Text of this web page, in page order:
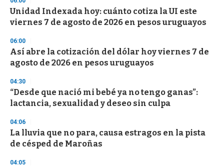
d
s
o
f
3
s
c
n
d
s
Unidad Indexada hoy: cuánto cotiza la UI este
viernes 7 de agosto de 2026 en pesos uruguayos
06:00
Así abre la cotización del dólar hoy viernes 7 de
agosto de 2026 en pesos uruguayos
04:30
“Desde que nació mi bebé ya no tengo ganas”:
lactancia, sexualidad y deseo sin culpa
04:06
La lluvia que no para, causa estragos en la pista
de césped de Maroñas
04:05